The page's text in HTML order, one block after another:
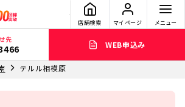
店舗検索 マイページ メニュー
先
WEB申込み
テルル相模原